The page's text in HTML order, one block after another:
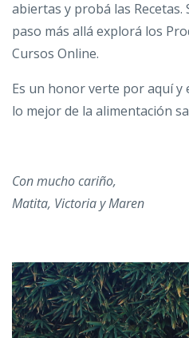
abiertas y probá las Recetas.
paso más allá explorá los
Cursos Online.
Es un honor verte por aquí
lo mejor de la alimentación
Con mucho cariño,
Matita, Victoria y Maren